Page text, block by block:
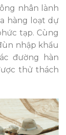
nhân lành
hàng loạt dự
tạp. Cùng
nhập khẩu
đường hàn
thử thách